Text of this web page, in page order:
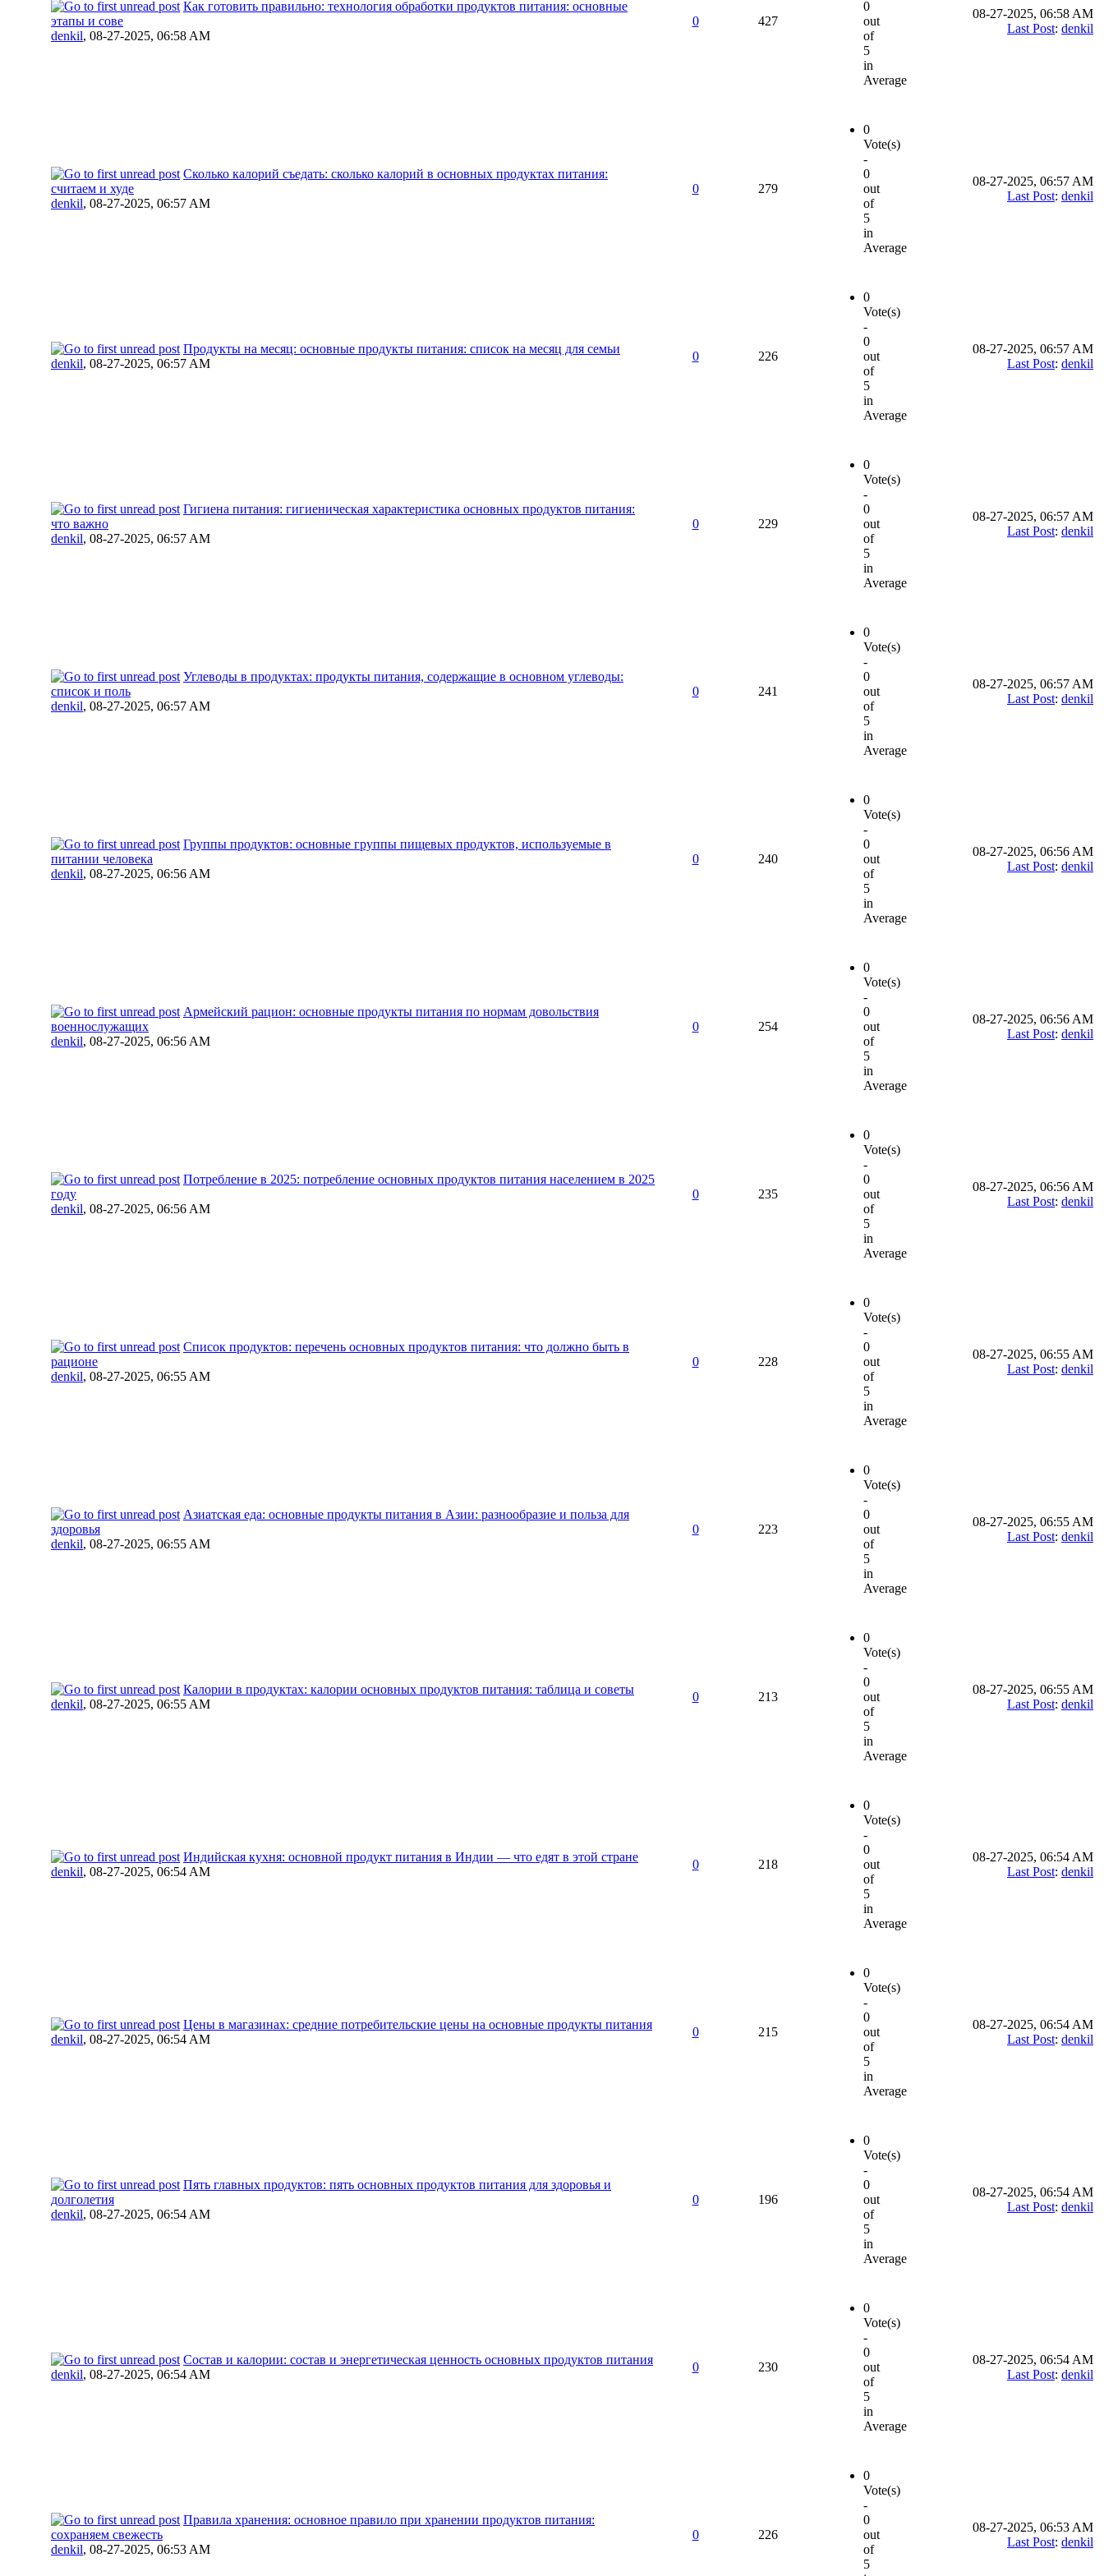
Как готовить правильно: технология обработки продуктов питания: основные
этапы и сове
denkil, 08-27-2025, 06:58 AM
0 427
0
out
of
5
in
Average
08-27-2025, 06:58 AM
Last Post: denkil
Сколько калорий съедать: сколько калорий в основных продуктах питания:
считаем и худе
denkil, 08-27-2025, 06:57 AM
0 279
0
Vote(s)
-
0
out
of
5
in
Average
08-27-2025, 06:57 AM
Last Post: denkil
Продукты на месяц: основные продукты питания: список на месяц для семьи
denkil, 08-27-2025, 06:57 AM
0 226
0
Vote(s)
-
0
out
of
5
in
Average
08-27-2025, 06:57 AM
Last Post: denkil
Гигиена питания: гигиеническая характеристика основных продуктов питания:
что важно
denkil, 08-27-2025, 06:57 AM
0 229
0
Vote(s)
-
0
out
of
5
in
Average
08-27-2025, 06:57 AM
Last Post: denkil
Углеводы в продуктах: продукты питания, содержащие в основном углеводы:
список и поль
denkil, 08-27-2025, 06:57 AM
0 241
0
Vote(s)
-
0
out
of
5
in
Average
08-27-2025, 06:57 AM
Last Post: denkil
Группы продуктов: основные группы пищевых продуктов, используемые в
питании человека
denkil, 08-27-2025, 06:56 AM
0 240
0
Vote(s)
-
0
out
of
5
in
Average
08-27-2025, 06:56 AM
Last Post: denkil
Армейский рацион: основные продукты питания по нормам довольствия
военнослужащих
denkil, 08-27-2025, 06:56 AM
0 254
0
Vote(s)
-
0
out
of
5
in
Average
08-27-2025, 06:56 AM
Last Post: denkil
Потребление в 2025: потребление основных продуктов питания населением в 2025
году
denkil, 08-27-2025, 06:56 AM
0 235
0
Vote(s)
-
0
out
of
5
in
Average
08-27-2025, 06:56 AM
Last Post: denkil
Список продуктов: перечень основных продуктов питания: что должно быть в
рационе
denkil, 08-27-2025, 06:55 AM
0 228
0
Vote(s)
-
0
out
of
5
in
Average
08-27-2025, 06:55 AM
Last Post: denkil
Азиатская еда: основные продукты питания в Азии: разнообразие и польза для
здоровья
denkil, 08-27-2025, 06:55 AM
0 223
0
Vote(s)
-
0
out
of
5
in
Average
08-27-2025, 06:55 AM
Last Post: denkil
Калории в продуктах: калории основных продуктов питания: таблица и советы
denkil, 08-27-2025, 06:55 AM
0 213
0
Vote(s)
-
0
out
of
5
in
Average
08-27-2025, 06:55 AM
Last Post: denkil
Индийская кухня: основной продукт питания в Индии — что едят в этой стране
denkil, 08-27-2025, 06:54 AM
0 218
0
Vote(s)
-
0
out
of
5
in
Average
08-27-2025, 06:54 AM
Last Post: denkil
Цены в магазинах: средние потребительские цены на основные продукты питания
denkil, 08-27-2025, 06:54 AM
0 215
0
Vote(s)
-
0
out
of
5
in
Average
08-27-2025, 06:54 AM
Last Post: denkil
Пять главных продуктов: пять основных продуктов питания для здоровья и
долголетия
denkil, 08-27-2025, 06:54 AM
0 196
0
Vote(s)
-
0
out
of
5
in
Average
08-27-2025, 06:54 AM
Last Post: denkil
Состав и калории: состав и энергетическая ценность основных продуктов питания
denkil, 08-27-2025, 06:54 AM
0 230
0
Vote(s)
-
0
out
of
5
in
Average
08-27-2025, 06:54 AM
Last Post: denkil
Правила хранения: основное правило при хранении продуктов питания:
сохраняем свежесть
denkil, 08-27-2025, 06:53 AM
0 226
0
Vote(s)
-
0
out
of
5
08-27-2025, 06:53 AM
Last Post: denkil